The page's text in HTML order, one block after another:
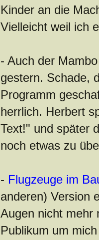
Kinder an die
Vielleicht weil ich
- Auch der
gestern. Schade,
Programm
herrlich. Herbert
Text!" und später
noch etwas zu
- Flugzeuge im
anderen) Version
Augen nicht mehr
Publikum um